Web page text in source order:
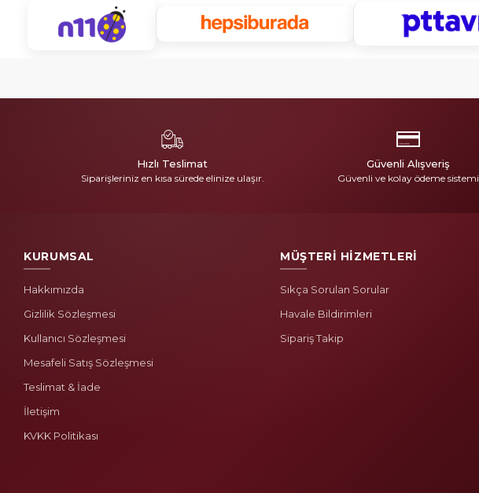
Hızlı Teslimat
Siparişleriniz en kısa sürede elinize ulaşır.
Güvenli Alışveriş
Güvenli ve kolay ödeme sistemi
KURUMSAL
Hakkımızda
Gizlilik Sözleşmesi
Kullanıcı Sözleşmesi
Mesafeli Satış Sözleşmesi
Teslimat & İade
İletişim
KVKK Politikası
MÜŞTERİ HİZMETLERİ
Sıkça Sorulan Sorular
Havale Bildirimleri
Sipariş Takip